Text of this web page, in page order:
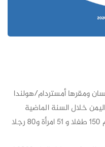
ومقرها أمستردام/هولندا
اليمن خلال السنة الماضية
2023 تضمنت مقتل 778 شخصا بينهم 150 طفلا و 51 امرأة و80 رجلا